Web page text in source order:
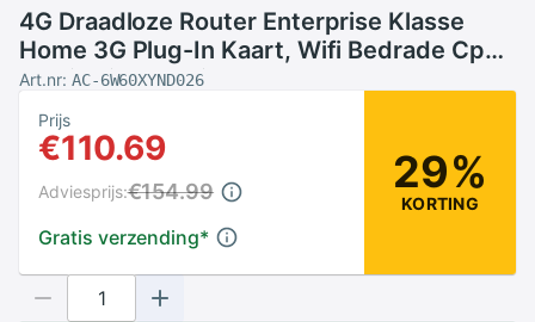
4G Draadloze Router Enterprise Klasse
Home 3G Plug-In Kaart, Wifi Bedrade Cpe
Monitoring Mobiele
Art.nr: AC-6W60XYND026
Prijs
€110.69
Gratis verzending*
Adviesprijs:€154.99 29%
KORTING